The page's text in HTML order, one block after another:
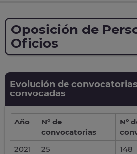
Oposición de
Oficios
Evolución de
convocadas
Año
Nº de
convocatorias
Nº
2021
25
148